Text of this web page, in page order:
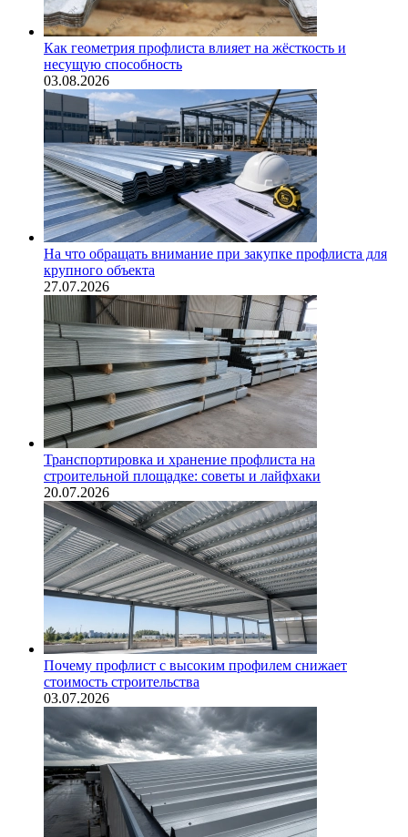
Как геометрия профлиста влияет на жёсткость и
несущую способность
03.08.2026
На что обращать внимание при закупке профлиста для
крупного объекта
27.07.2026
Транспортировка и хранение профлиста на
строительной площадке: советы и лайфхаки
20.07.2026
Почему профлист с высоким профилем снижает
стоимость строительства
03.07.2026